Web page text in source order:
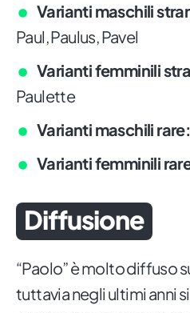
Varianti maschili
Paul, Paulus, Pavel
Varianti femminili
Paulette
Varianti maschili rare:
Varianti femminili
Diffusione
“Paolo” è molto diffuso
tuttavia negli ultimi anni